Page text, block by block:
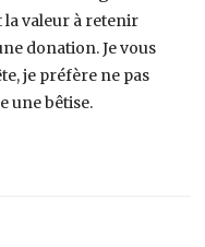
valeur à retenir
donation. Je vous
je préfère ne pas
une bêtise.